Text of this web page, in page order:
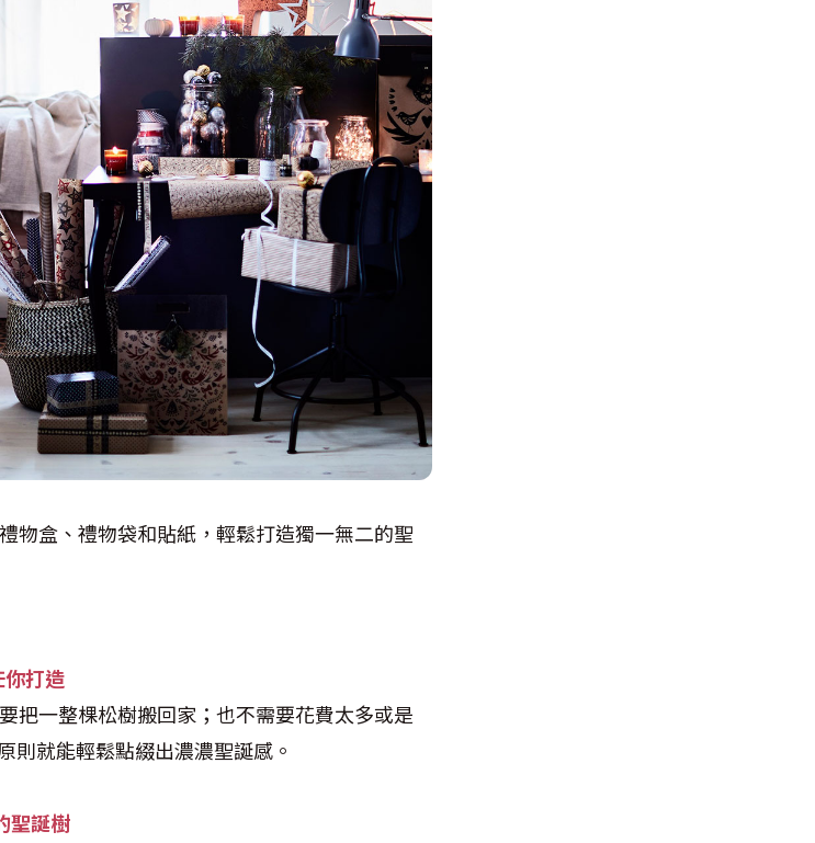
物盒、禮物袋和貼紙，輕鬆打造獨一無二的聖
打造
把一整棵松樹搬回家；也不需要花費太多或是
則就能輕鬆點綴出濃濃聖誕感。
聖誕樹